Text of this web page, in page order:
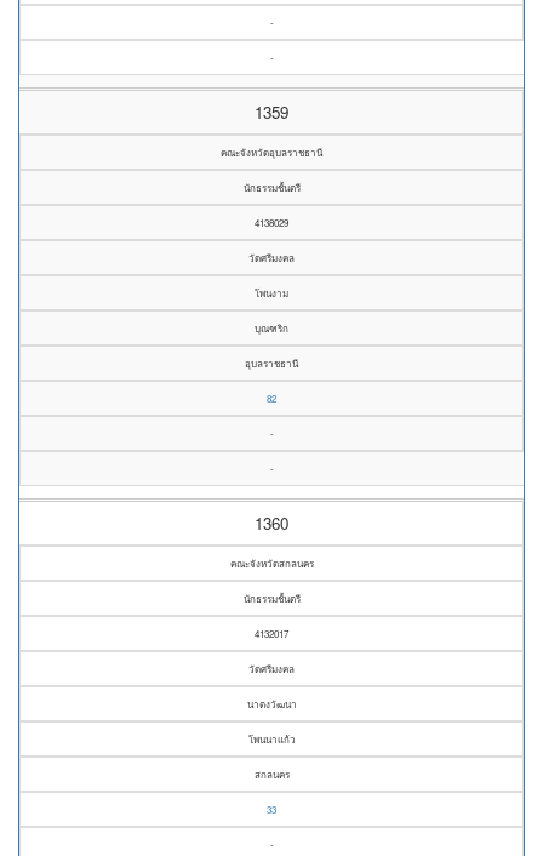
-
-
1359
คณะจังหวัดอุบลราชธานี
นักธรรมชั้นตรี
4138029
วัดศรีมงคล
โพนงาม
บุณฑริก
อุบลราชธานี
82
-
-
1360
คณะจังหวัดสกลนคร
นักธรรมชั้นตรี
4132017
วัดศรีมงคล
นาตงวัฒนา
โพนนาแก้ว
สกลนคร
33
-